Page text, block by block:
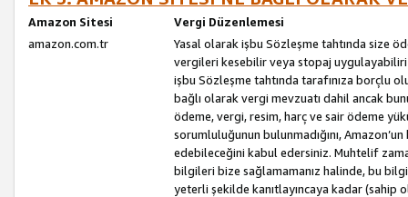
Amazon Sitesi
Vergi Düzenlemesi
amazon.com.tr
Yasal olarak işbu Sözleşme tahtında size
vergileri kesebilir veya stopaj
işbu Sözleşme tahtında tarafınıza borçlu
bağlı olarak vergi mevzuatı dahil ancak
ödeme, vergi, resim, harç ve sair ödeme
sorumluluğunun bulunmadığını,
edebileceğini kabul edersiniz. Muhtelif
bilgileri bize sağlamamanız halinde, bu
yeterli şekilde kanıtlayıncaya kadar